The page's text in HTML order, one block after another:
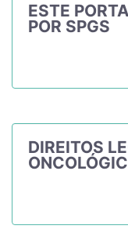
ESTE
POR SPGS
DIREITOS